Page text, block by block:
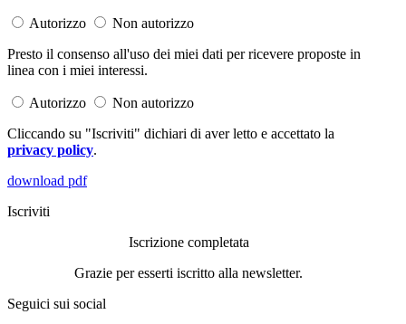
Autorizzo
Non autorizzo
Presto il consenso all'uso dei miei dati per ricevere proposte in
linea con i miei interessi.
Autorizzo
Non autorizzo
Cliccando su "Iscriviti" dichiari di aver letto e accettato la
privacy policy.
download pdf
Iscriviti
Iscrizione completata
Grazie per esserti iscritto alla newsletter.
Seguici sui social